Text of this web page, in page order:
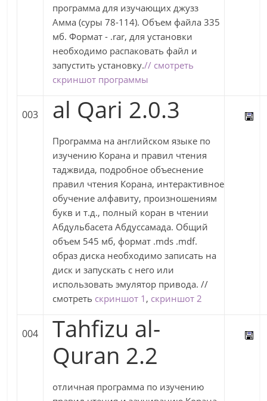
программа для изучающих джузз
Амма (суры 78-114). Объем файла 335
мб. Формат - .rar, для установки
необходимо распаковать файл и
запустить установку.// смотреть
скриншот программы
003 al Qari 2.0.3
Программа на английском языке по
изучению Корана и правил чтения
таджвида, подробное объеснение
правил чтения Корана, интерактивное
обучение алфавиту, произношениям
букв и т.д., полный коран в чтении
Абдульбасета Абдуссамада. Общий
объем 545 мб, формат .mds .mdf.
образ диска необходимо записать на
диск и запускать с него или
использовать эмулятор привода. //
смотреть скриншот 1 , скриншот 2
004
Tahfizu al-
Quran 2.2
отличная программа по изучению